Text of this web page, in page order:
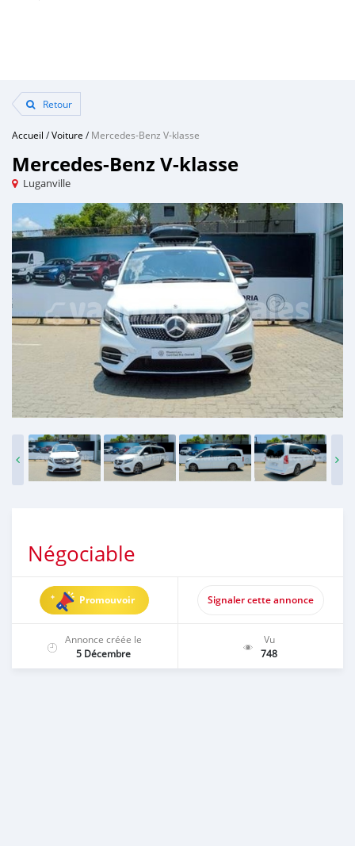
Retour
Accueil /Voiture /Mercedes-Benz V-klasse
Mercedes-Benz V-klasse
Luganville
Négociable
Promouvoir Signaler cette annonce
Annonce créée le
5 Décembre
Vu
748